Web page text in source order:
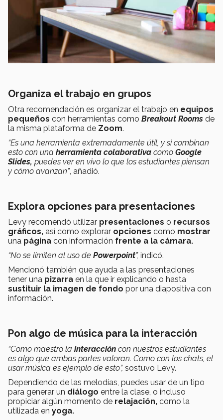
Organiza el trabajo en grupos
Otra recomendación es organizar el trabajo en equipos
pequeños con herramientas como Breakout Rooms de
la misma plataforma de Zoom.
“Es una herramienta extremadamente útil, y si combinan
esto con una herramienta colaborativa como Google
Slides, puedes ver en vivo lo que los estudiantes piensan
y cómo avanzan”, añadió.
Explora opciones para presentaciones
Levy recomendó utilizar presentaciones o recursos
gráficos, así como explorar opciones como mostrar
una página con información frente a la cámara.
“No se limiten al uso de Powerpoint”, indicó.
Mencionó también que ayuda a las presentaciones
tener una pizarra en la que ir explicando o hasta
sustituir la imagen de fondo por una diapositiva con
información.
Pon algo de música para la interacción
“Como maestro la interacción con nuestros estudiantes
es algo que ambas partes valoran. Como con los chats, el
usar música es ejemplo de esto”, sostuvo Levy.
Dependiendo de las melodías, puedes usar de un tipo
para generar un diálogo entre la clase, o incluso
propiciar algún momento de relajación, como la
utilizada en yoga.